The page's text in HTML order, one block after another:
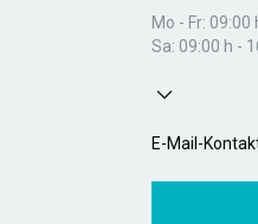
Mo - Fr: 09:00
Sa: 09:00 h -
E-Mail-